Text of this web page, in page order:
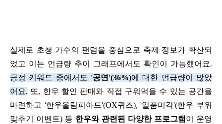
실제로 초청 가수의 팬덤을 중심으로 축제 정보가 확산되
었고 이는 언급량 추이 그래프에서도 확인이 가능했어요.
긍정 키워드 중에서도 '공연 '(36%)에 대한 언급량이 많았
어요. 또, 한우 할인 판매와 직접 구워먹을 수 있는 공간을
마련하고 '한우올림피아드'(OX퀴즈), '일품미각'(한우 부위
맞추기 이벤트) 등 한우와 관련된 다양한 프로그램이 운영